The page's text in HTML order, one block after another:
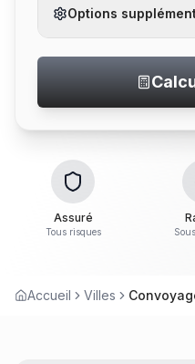
Options
Assuré
Tous risques
Accueil Villes